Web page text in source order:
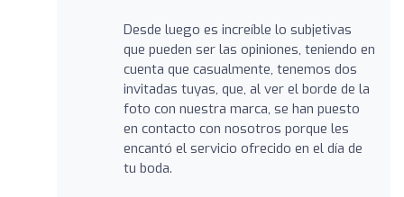
Desde luego es increíble lo subjetivas
que pueden ser las opiniones, teniendo en
cuenta que casualmente, tenemos dos
invitadas tuyas, que, al ver el borde de la
foto con nuestra marca, se han puesto
en contacto con nosotros porque les
encantó el servicio ofrecido en el día de
tu boda.